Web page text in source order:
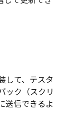
して、テスタ
ック（スクリ
送信できるよ